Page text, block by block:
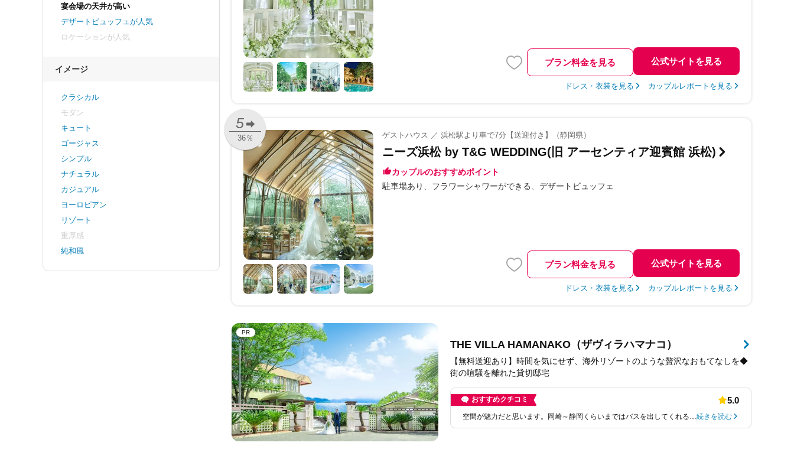
プラン料金を見る 公式サイトを見る
ドレス・衣装を見る カップルレポートを見る
5
36％ ゲストハウス ／ 浜松駅より車で7分【送迎付き】（静岡県）
ニーズ浜松 by T&G WEDDING(旧 アーセンティア迎賓館 浜松)
カップルのおすすめポイント
駐車場あり
フラワーシャワーができる デザートビュッフェ
プラン料金を見る 公式サイトを見る
ドレス・衣装を見る カップルレポートを見る
PR
THE VILLA HAMANAKO（ザヴィラハマナコ）
【無料送迎あり】時間を気にせず、海外リゾートのような贅沢なおもてなしを◆
街の喧騒を離れた貸切邸宅
おすすめクチコミ 5.0
空間が魅力だと思います。岡崎～静岡くらいまではバスを出してくれる… 続きを読む
宴会場の天井が高い
デザートビュッフェが人気
ロケーションが人気
イメージ
クラシカル
モダン
キュート
ゴージャス
シンプル
ナチュラル
カジュアル
ヨーロピアン
リゾート
重厚感
純和風